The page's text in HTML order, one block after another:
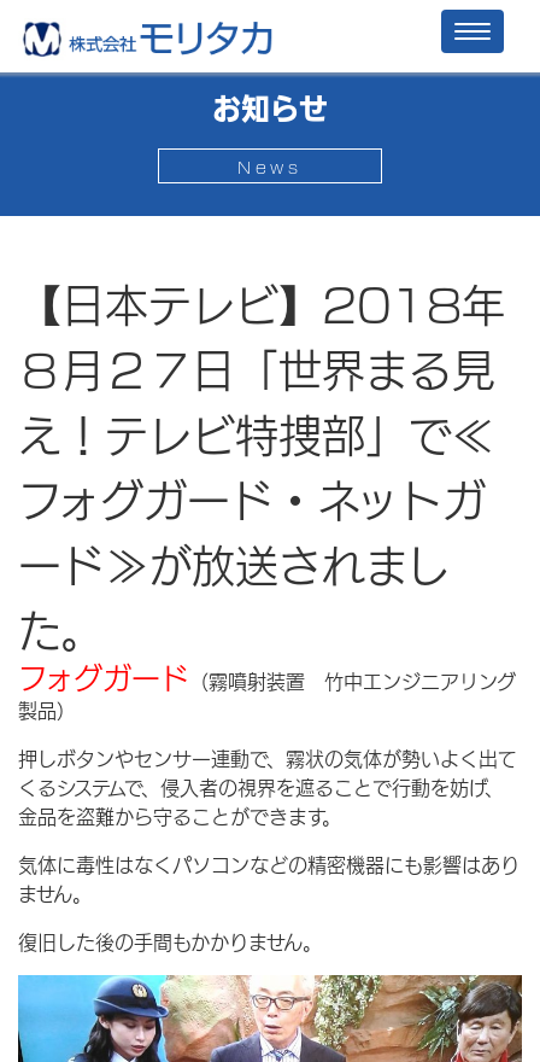
お知らせ
News
【日本テレビ】2018年
８月２７日「世界まる見
え！テレビ特捜部」で≪
フォグガード・ネットガ
ード≫が放送されまし
た。
フォグガード （霧噴射装置 竹中エンジニアリング
製品）
押しボタンやセンサー連動で、霧状の気体が勢いよく出て
くるシステムで、侵入者の視界を遮ることで行動を妨げ、
金品を盗難から守ることができます。
気体に毒性はなくパソコンなどの精密機器にも影響はあり
ません。
復旧した後の手間もかかりません。